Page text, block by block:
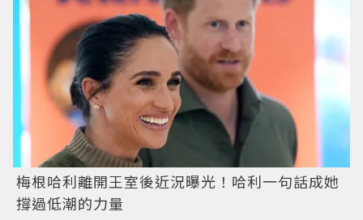
梅根哈利離開王室後近況曝光！哈利一句話成她
撐過低潮的力量